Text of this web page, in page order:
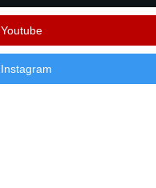
Youtube
Instagram